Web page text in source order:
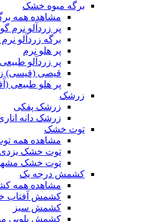
برگه میوه خشک
مشاهده همه
پر زردآلو نرم
برگه زردآلو
پر هلو نرم
پر زردآلو
قیصی (قیسی)
پر هلو طبیعی
زرشک
زرشک پفکی
زرشک دانه
توت خشک
مشاهده همه
توت خشک یزدی
توت خشک
کشمش درجه یک
مشاهده همه
کشمش آفتاب
کشمش سبز
کشمش پلویی